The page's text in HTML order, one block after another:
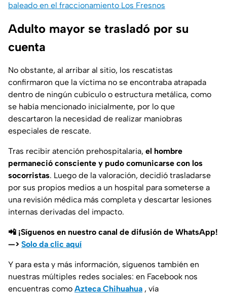
baleado en el fraccionamiento Los Fresnos
Adulto mayor se trasladó por su
cuenta
No obstante, al arribar al sitio, los rescatistas
confirmaron que la víctima no se encontraba atrapada
dentro de ningún cubículo o estructura metálica, como
se había mencionado inicialmente, por lo que
descartaron la necesidad de realizar maniobras
especiales de rescate.
Tras recibir atención prehospitalaria, el hombre
permaneció consciente y pudo comunicarse con los
socorristas. Luego de la valoración, decidió trasladarse
por sus propios medios a un hospital para someterse a
una revisión médica más completa y descartar lesiones
internas derivadas del impacto.
📲 ¡Síguenos en nuestro canal de difusión de WhatsApp!
—> Solo da clic aquí
Y para esta y más información, síguenos también en
nuestras múltiples redes sociales: en Facebook nos
encuentras como Azteca Chihuahua , vía